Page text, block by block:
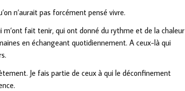
n’aurait pas forcément pensé vivre.
m’ont fait tenir, qui ont donné du rythme et de la chaleur
en échangeant quotidiennement. A ceux-là qui
Je fais partie de ceux à qui le déconfinement